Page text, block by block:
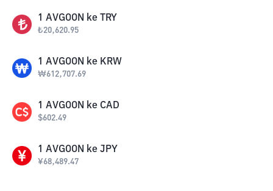
1 AVGOON ke TRY
₺20,620.95
1 AVGOON ke KRW
₩612,707.69
1 AVGOON ke CAD
$602.49
1 AVGOON ke JPY
¥68,489.47